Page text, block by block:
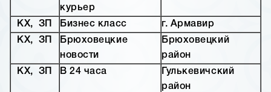
курьер
КХ, ЗП Бизнес класс
г. Армавир
КХ, ЗП
Брюховецкие
новости
Брюховецкий
район
КХ, ЗП
В 24 часа
Гулькевичский
район